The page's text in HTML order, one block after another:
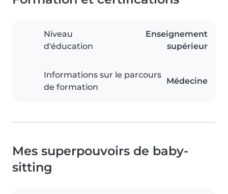
Niveau
d'éducation
Enseignement
supérieur
Informations sur le parcours
de formation
Médecine
Mes superpouvoirs de baby-
sitting